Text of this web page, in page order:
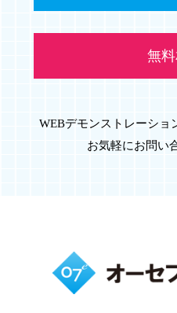
無
WEBデモンストレーショ
お気軽にお問い